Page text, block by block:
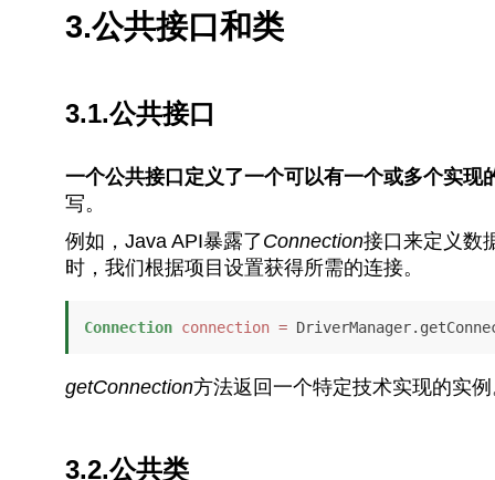
3.公共接口和类
3.1.公共接口
一个公共接口定义了一个可以有一个或多个实现
写。
例如，Java API暴露了Connection接口来定义数
时，我们根据项目设置获得所需的连接。
Connection connection =
getConnection方法返回一个特定技术实现的实
3.2.公共类